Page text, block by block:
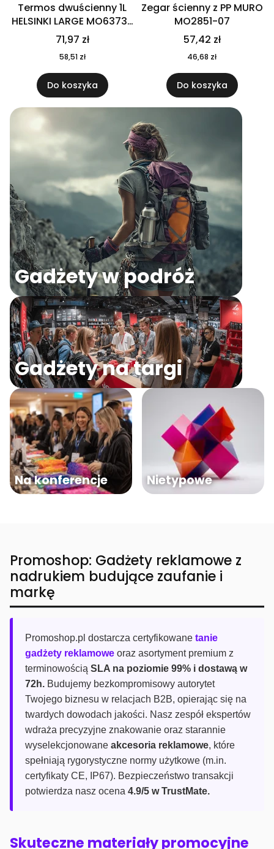
Termos dwuścienny 1L
HELSINKI LARGE MO6373-
04
71,97 zł
58,51 zł
Do koszyka
Zegar ścienny z PP MURO
MO2851-07
57,42 zł
46,68 zł
Do koszyka
Gadżety w podróż
Gadżety na targi
Na konferencje Nietypowe
Promoshop: Gadżety reklamowe z
nadrukiem budujące zaufanie i
markę
Promoshop.pl dostarcza certyfikowane tanie
gadżety reklamowe oraz asortyment premium z
terminowością SLA na poziomie 99% i dostawą w
72h. Budujemy bezkompromisowy autorytet
Twojego biznesu w relacjach B2B, opierając się na
twardych dowodach jakości. Nasz zespół ekspertów
wdraża precyzyjne znakowanie oraz starannie
wyselekcjonowane akcesoria reklamowe, które
spełniają rygorystyczne normy użytkowe (m.in.
certyfikaty CE, IP67). Bezpieczeństwo transakcji
potwierdza nasz ocena 4.9/5 w TrustMate.
Skuteczne materiały promocyjne